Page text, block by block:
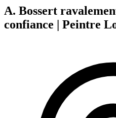
A. Bossert
confiance | Peintre